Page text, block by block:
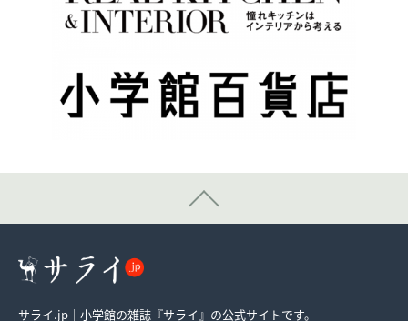
サライ.jp｜小学館の雑誌『サライ』の公式サイトです。